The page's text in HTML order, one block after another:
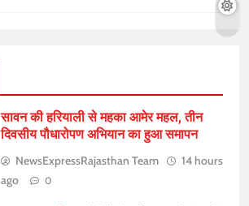
सावन की हरियाली से महका आमेर महल, तीन
दिवसीय पौधारोपण अभियान का हुआ समापन
NewsExpressRajasthan Team
14 hours
ago
0